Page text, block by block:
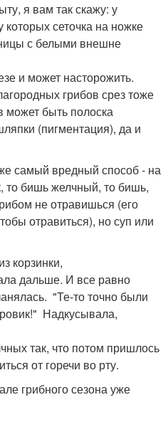
я вам так скажу: у
сеточка на ножке
с белыми внешне
и может насторожить.
грибов срез тоже
может быть полоска
(пигментация), да и
самый вредный способ - на
то бишь желчный, то бишь,
не отравишься (его
отравиться), но суп или
корзинки,
дальше. И все равно
"Те-то точно были
Надкусывала,
так, что потом пришлось
от горечи во рту.
грибного сезона уже